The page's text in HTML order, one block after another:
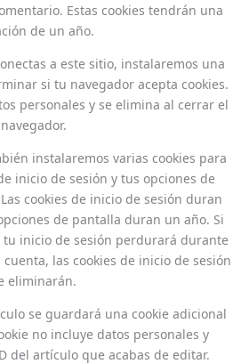
Estas cookies tendrán una
de un año.
a este sitio, instalaremos una
si tu navegador acepta cookies.
personales y se elimina al cerrar el
navegador.
instalaremos varias cookies para
inicio de sesión y tus opciones de
cookies de inicio de sesión duran
de pantalla duran un año. Si
tu inicio de sesión perdurará durante
las cookies de inicio de sesión
eliminarán.
se guardará una cookie adicional
no incluye datos personales y
del artículo que acabas de editar.